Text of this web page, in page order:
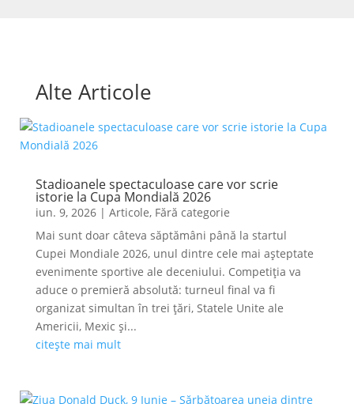
Alte Articole
Stadioanele spectaculoase care vor scrie
istorie la Cupa Mondială 2026
iun. 9, 2026| Articole, Fără categorie
Mai sunt doar câteva săptămâni până la startul
Cupei Mondiale 2026, unul dintre cele mai așteptate
evenimente sportive ale deceniului. Competiția va
aduce o premieră absolută: turneul final va fi
organizat simultan în trei țări, Statele Unite ale
Americii, Mexic și...
citește mai mult